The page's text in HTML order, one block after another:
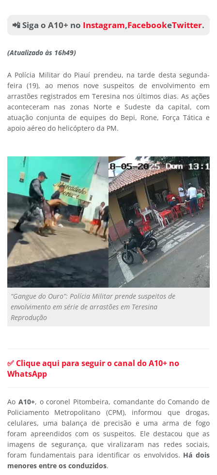
📲 Siga o A10+ no Instagram,FacebookeTwitter.
(Atualizado às 16h49)
A Polícia Militar do Piauí prendeu, na tarde desta segunda-
feira (19), ao menos nove suspeitos de envolvimento em
arrastões registrados em Teresina nos últimos dias. As ações
aconteceram nas zonas Norte e Sudeste da capital, com
atuação conjunta de equipes do Bepi, Rone, Força Tática e
apoio aéreo do helicóptero da PM.
“Gangue do Ouro”: Polícia Militar prende suspeitos de
envolvimento em série de arrastões em Teresina
Reprodução
✅ Clique aqui para seguir o canal do A10+ no
WhatsApp
Ao A10+, o coronel Pitombeira, comandante do Comando de
Policiamento Metropolitano (CPM), informou que drogas,
celulares, uma balança de precisão e uma arma de fogo
foram apreendidos com os suspeitos. Ele destacou que as
imagens de segurança, que viralizaram nas redes sociais,
foram fundamentais para identificar os envolvidos. Há dois
menores entre os conduzidos.